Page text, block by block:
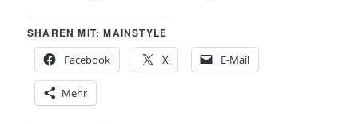
SHAREN MIT: MAINSTYLE
Facebook
X E-Mail
Mehr